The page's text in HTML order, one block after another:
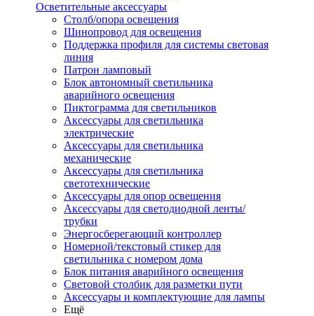
Осветительные аксессуары
Столб/опора освещения
Шинопровод для освещения
Поддержка профиля для системы световая
линия
Патрон ламповый
Блок автономный светильника
аварийного освещения
Пиктограмма для светильников
Аксессуары для светильника
электрические
Аксессуары для светильника
механические
Аксессуары для светильника
светотехнические
Аксессуары для опор освещения
Аксессуары для светодиодной ленты/
трубки
Энергосберегающий контроллер
Номерной/текстовый стикер для
светильника с номером дома
Блок питания аварийного освещения
Световой столбик для разметки пути
Аксессуары и комплектующие для лампы
Ещё